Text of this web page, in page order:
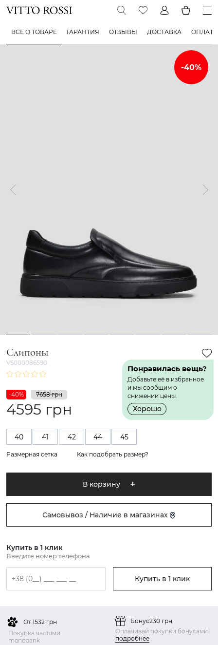
ВСЕ О ТОВАРЕ ГАРАНТИЯ ОТЗЫВЫ ДОСТАВКА ОПЛАТА
1 2 3 4 5 6 7 8
Слипоны
VS000086590
Понравилась вещь?
Добавьте её в избранное
и мы сообщим о
снижении цены.
Хорошо
-40% 7658 грн
4595 грн
40 41 42 44 45
Размерная сетка Как подобрать размер?
В корзину
Самовывоз / Наличие в магазинах
Купить в 1 клик
Введите номер телефона
Купить в 1 клик
От 1532 грн
Покупка частями
monobank
Бонус230 грн
Оплачивай покупки бонусами
подробнее